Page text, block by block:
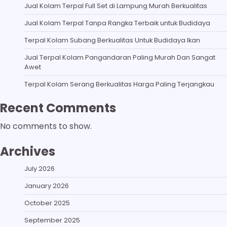
Jual Kolam Terpal Full Set di Lampung Murah Berkualitas
Jual Kolam Terpal Tanpa Rangka Terbaik untuk Budidaya
Terpal Kolam Subang Berkualitas Untuk Budidaya Ikan
Jual Terpal Kolam Pangandaran Paling Murah Dan Sangat
Awet
Terpal Kolam Serang Berkualitas Harga Paling Terjangkau
Recent Comments
No comments to show.
Archives
July 2026
January 2026
October 2025
September 2025